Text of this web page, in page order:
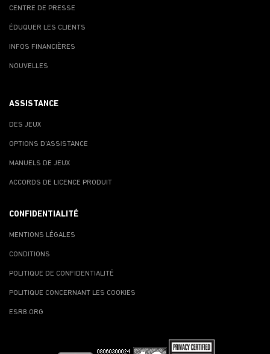
CENTRE DE PRESSE
ÉDUQUER LES CLIENTS
INFOS FINANCIÈRES
NOUVELLES
ASSISTANCE
DES JEUX
OPTIONS D'ASSISTANCE
MANUELS DE JEUX
ACCORDS DE LICENCE PRODUIT
CONFIDENTIALITÉ
MENTIONS LÉGALES
CONDITIONS
POLITIQUE DE CONFIDENTIALITÉ
POLITIQUE CONCERNANT LES COOKIES
ESRB.ORG